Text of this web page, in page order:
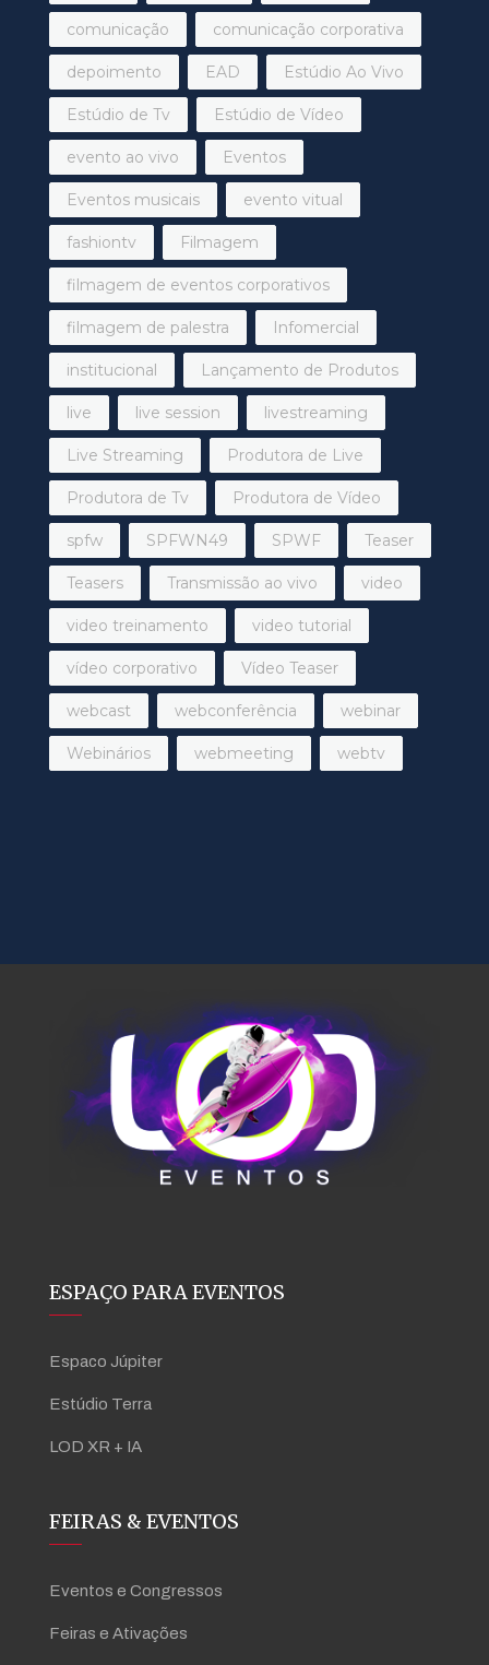
comunicação comunicação corporativa
depoimento EAD Estúdio Ao Vivo
Estúdio de Tv Estúdio de Vídeo
evento ao vivo Eventos
Eventos musicais evento vitual
fashiontv Filmagem
filmagem de eventos corporativos
filmagem de palestra Infomercial
institucional Lançamento de Produtos
live live session livestreaming
Live Streaming Produtora de Live
Produtora de Tv Produtora de Vídeo
spfw SPFWN49 SPWF Teaser
Teasers Transmissão ao vivo video
video treinamento video tutorial
vídeo corporativo Vídeo Teaser
webcast webconferência webinar
Webinários webmeeting webtv
ESPAÇO PARA EVENTOS
Espaco Júpiter
Estúdio Terra
LOD XR + IA
FEIRAS & EVENTOS
Eventos e Congressos
Feiras e Ativações